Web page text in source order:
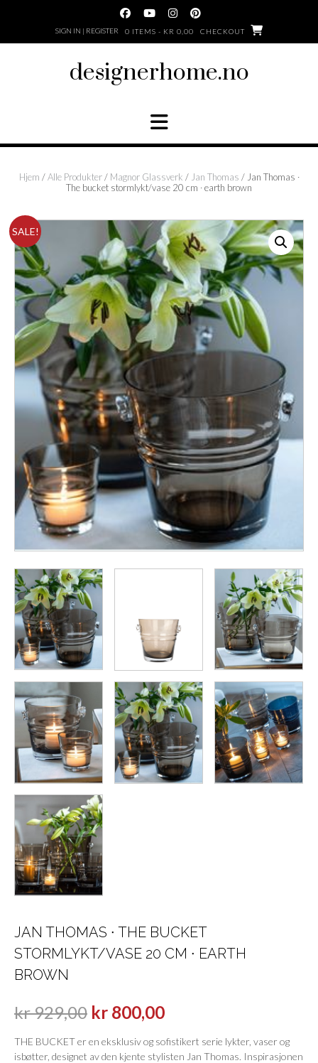
SIGN IN | REGISTER 0 ITEMS - KR 0,00 CHECKOUT
designerhome.no
Hjem /Alle Produkter/ Magnor Glassverk / Jan Thomas / Jan Thomas ∙
The bucket stormlykt/vase 20 cm ∙ earth brown
SALE!
JAN THOMAS ∙ THE BUCKET
STORMLYKT/VASE 20 CM ∙ EARTH
BROWN
kr929,00 kr 800,00
THE BUCKET er en eksklusiv og sofistikert serie lykter, vaser og
isbøtter, designet av den kjente stylisten Jan Thomas. Inspirasjonen